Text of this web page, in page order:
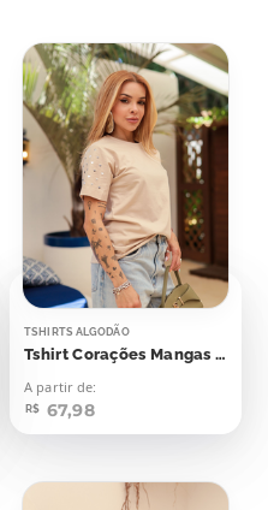
TSHIRTS ALGODÃO
Tshirt Corações Mangas Aplicação
A partir de:
R$ 67,98